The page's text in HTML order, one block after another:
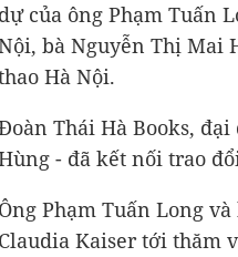
dự của ông Phạm Tuấn
bà Nguyễn Thị Mai
Hà Nội.
Thái Hà Books,
- đã kết nối trao
Ông Phạm Tuấn Long
Claudia Kaiser tới thăm